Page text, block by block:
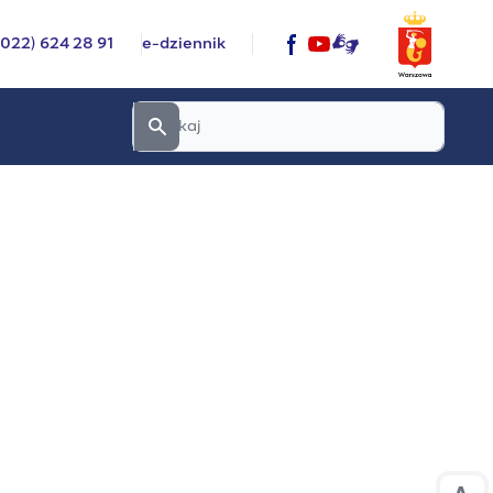
624 28 91 e-dziennik